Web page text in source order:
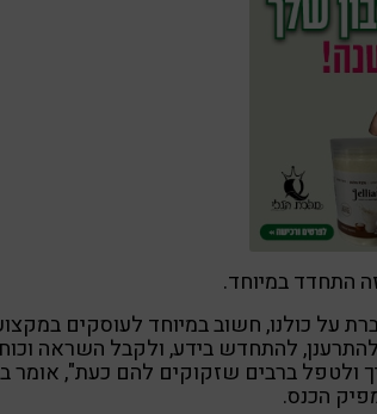
התחדד במיוחד.
על כולנו, חשוב במיוחד לעוסקים
להתחדש בידע, ולקבל השראה
ולטפל ברבים שזקוקים להם כעת", אומר